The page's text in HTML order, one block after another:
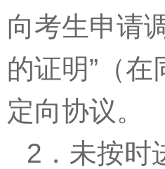
向考生申请
的证明” （
定向协议。
2 ．未按